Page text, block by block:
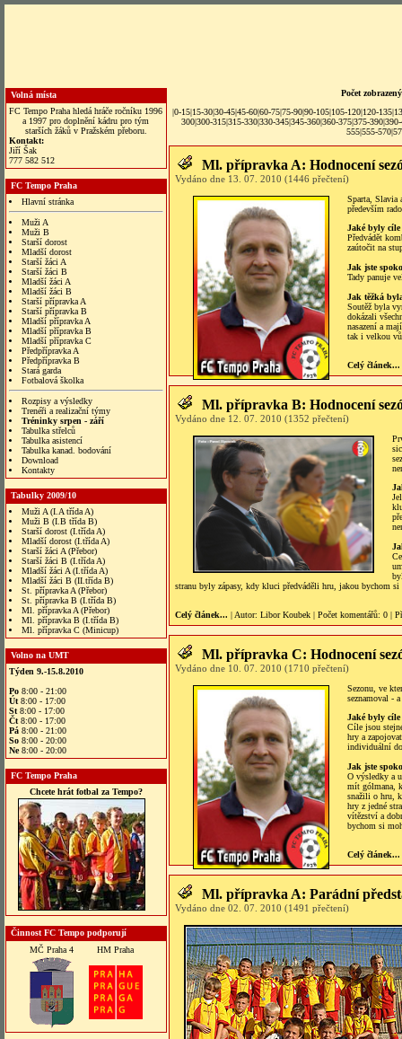
Volná místa
FC Tempo Praha hledá hráče ročníku 1996
a 1997 pro doplnění kádru pro tým
starších žáků v Pražském přeboru.
Kontakt:
Jiří Šak
777 582 512
FC Tempo Praha
Hlavní stránka
Muži A
Muži B
Starší dorost
Mladší dorost
Starší žáci A
Starší žáci B
Mladší žáci A
Mladší žáci B
Starší přípravka A
Starší přípravka B
Mladší přípravka A
Mladší přípravka B
Mladší přípravka C
Předpřípravka A
Předpřípravka B
Stará garda
Fotbalová školka
Rozpisy a výsledky
Trenéři a realizační týmy
Tréninky srpen - září
Tabulka střelců
Tabulka asistencí
Tabulka kanad. bodování
Download
Kontakty
Tabulky 2009/10
Muži A (I.A třída A)
Muži B (I.B třída B)
Starší dorost (I.třída A)
Mladší dorost (I.třída A)
Starší žáci A (Přebor)
Starší žáci B (I.třída A)
Mladší žáci A (I.třída A)
Mladší žáci B (II.třída B)
St. přípravka A (Přebor)
St. přípravka B (I.třída B)
Ml. přípravka A (Přebor)
Ml. přípravka B (I.třída B)
Ml. přípravka C (Minicup)
Volno na UMT
Týden 9.-15.8.2010
Po 8:00 - 21:00
Út 8:00 - 17:00
St 8:00 - 17:00
Čt 8:00 - 17:00
Pá 8:00 - 21:00
So 8:00 - 20:00
Ne8:00 - 20:00
FC Tempo Praha
Chcete hrát fotbal za Tempo?
Činnost FC Tempo podporují
MČ Praha 4
HM Praha
Počet
|0-15|15-30|30-45|45-60|60-75|75-90|90-105|105-120|120-135|
300|300-315|315-330|330-345|345-360|360-375|375-390|
555|555-570|
Ml. přípravka A: Hodnocení
Vydáno dne 13. 07. 2010 (1446 přečtení)
Sparta, Slavia
především
Jaké byly cíle
Předvádět
zaútočit na
Jak jste
Tady panuje
Jak těžká
Soutěž byla
dokázali
nasazení a
tak i velkou
Celý článek...
Ml. přípravka B: Hodnocení
Vydáno dne 12. 07. 2010 (1352 přečtení)
stranu byly zápasy, kdy kluci předváděli hru, jakou bychom
Celý článek... | Autor: Libor Koubek | Počet komentářů: 0 |
Ml. přípravka C: Hodnocení
Vydáno dne 10. 07. 2010 (1710 přečtení)
Sezonu, ve
seznamoval -
Jaké byly cíle
Cíle jsou
hry a
individuální
Jak jste
O výsledky a
mít gólmana,
snažili o hru,
hry z jedné
vítězství a
bychom si
Celý článek...
Ml. přípravka A: Parádní
Vydáno dne 02. 07. 2010 (1491 přečtení)